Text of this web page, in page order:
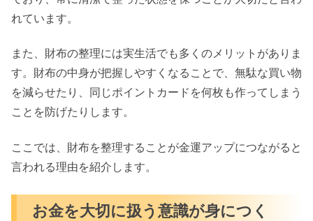
れています。
また、財布の整理には実生活でも多くのメリットがありま
す。財布の中身が把握しやすくなることで、無駄な買い物
を減らせたり、同じポイントカードを何枚も作ってしまう
ことを防げたりします。
ここでは、財布を整理することが金運アップにつながると
言われる理由を紹介します。
お金を大切に扱う意識が身につく